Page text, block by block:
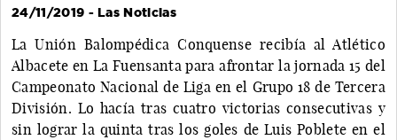
24/11/2019 - Las Noticias
La Unión Balompédica Conquense recibía al Atlético
Albacete en La Fuensanta para afrontar la jornada 15 del
Campeonato Nacional de Liga en el Grupo 18 de Tercera
División. Lo hacía tras cuatro victorias consecutivas y
sin lograr la quinta tras los goles de Luis Poblete en el